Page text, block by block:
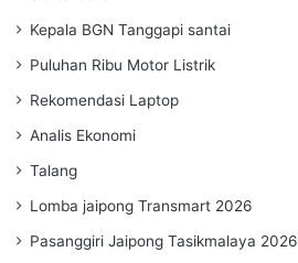
Kepala BGN Tanggapi santai
Puluhan Ribu Motor Listrik
Rekomendasi Laptop
Analis Ekonomi
Talang
Lomba jaipong Transmart 2026
Pasanggiri Jaipong Tasikmalaya 2026